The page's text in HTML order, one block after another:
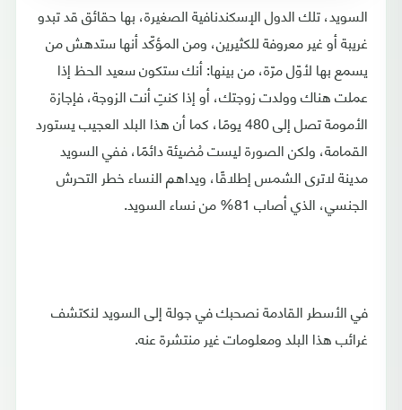
السويد، تلك الدول الإسكندنافية الصغيرة، بها حقائق قد تبدو
غريبة أو غير معروفة للكثيرين، ومن المؤكّد أنها ستدهش من
يسمع بها لأوّل مرّة، من بينها: أنك ستكون سعيد الحظ إذا
عملت هناك وولدت زوجتك، أو إذا كنتِ أنت الزوجة، فإجازة
الأمومة تصل إلى 480 يومًا، كما أن هذا البلد العجيب يستورد
القمامة، ولكن الصورة ليست مُضيئة دائمًا، ففي السويد
مدينة لاترى الشمس إطلاقًا، ويداهم النساء خطر التحرش
الجنسي، الذي أصاب 81% من نساء السويد.
في الأسطر القادمة نصحبك في جولة إلى السويد لنكتشف
غرائب هذا البلد ومعلومات غير منتشرة عنه.